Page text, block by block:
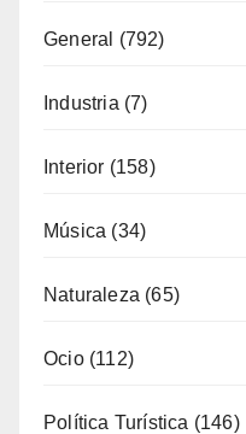
General (792)
Industria (7)
Interior (158)
Música (34)
Naturaleza (65)
Ocio(112)
Política Turística (146)